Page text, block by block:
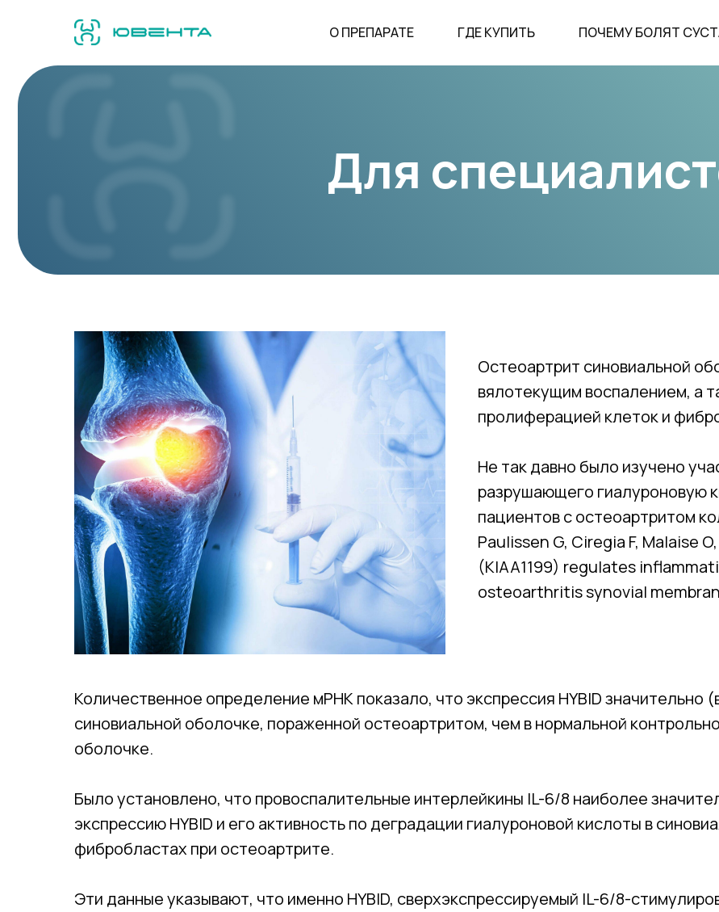
О ПРЕПАРАТЕ ГДЕ КУПИТЬ ПОЧЕМУ БОЛЯТ
Для
Остеоартрит синовиальной
вялотекущим воспалением, а
пролиферацией клеток и
Не так давно было изучено
разрушающего гиалуроновую
пациентов с остеоартритом
Paulissen G, Ciregia F, Malaise
(KIAA1199) regulates
osteoarthritis synovial
Количественное определение мРНК показало, что экспрессия HYBID значительно
синовиальной оболочке, пораженной остеоартритом, чем в нормальной
оболочке.
Было установлено, что провоспалительные интерлейкины IL-6/8 наиболее
экспрессию HYBID и его активность по деградации гиалуроновой кислоты в
фибробластах при остеоартрите.
Эти данные указывают, что именно HYBID, сверхэкспрессируемый IL-6/8-